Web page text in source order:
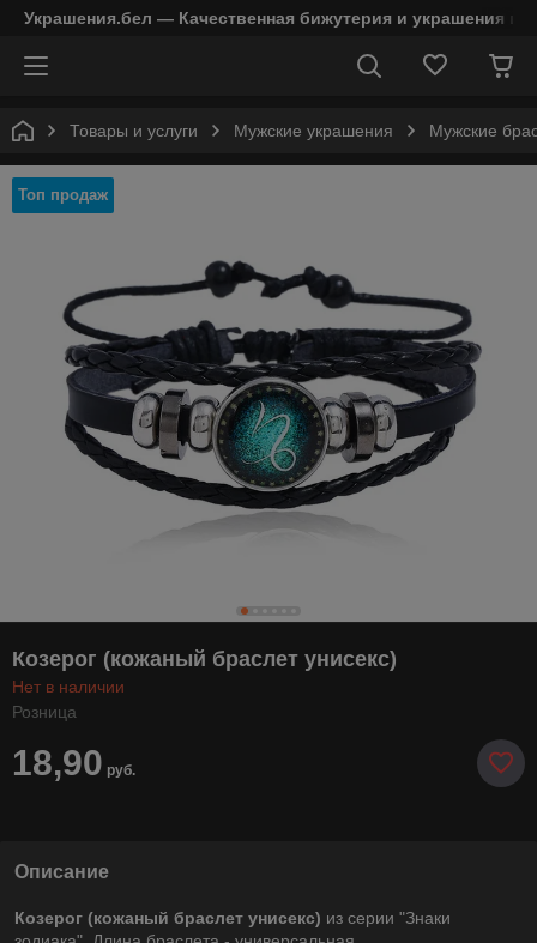
Украшения.бел — Качественная бижутерия и украшения в
Товары и услуги Мужские украшения Мужские
Топ продаж
Козерог (кожаный браслет унисекс)
Нет в наличии
Розница
18,90 руб.
Описание
Козерог (кожаный браслет унисекс) из серии "Знаки